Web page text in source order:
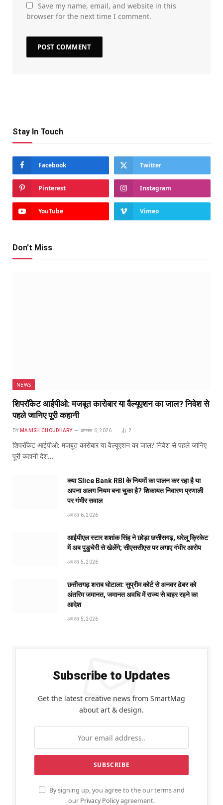
Save my name, email, and website in this
browser for the next time I comment.
Stay In Touch
Facebook Twitter
Pinterest Instagram
YouTube Vimeo
Don't Miss
NEWS
शिपरॉकेट आईपीओ: मजबूत कारोबार या वैल्यूएशन का जाल? निवेश से
पहले जानिए पूरी कहानी
BY MANISH CHOUDHARY अगस्त 6, 2026 2
शिपरॉकेट आईपीओ: मजबूत कारोबार या वैल्यूएशन का जाल? निवेश से पहले जानिए
पूरी कहानी देश…
क्या Slice Bank RBI के नियमों का पालन कर रहा है या
अपना अलग नियम बना चुका है? शिकायत निवारण प्रणाली
पर गंभीर सवाल
अगस्त 6, 2026
आईपीएल स्टार शशांक सिंह ने छोड़ा छत्तीसगढ़, घरेलू क्रिकेट
में अब पुडुचेरी से खेलेंगे; सीएससीएस पर लगाए गंभीर आरोप
अगस्त 5, 2026
छत्तीसगढ़ शराब घोटाला: सुप्रीम कोर्ट से अनवर ढेबर को
अंतरिम जमानत, जमानत अवधि में राज्य से बाहर रहने का
आदेश
अगस्त 5, 2026
Subscribe to Updates
Get the latest creative news from SmartMag
about art & design.
By signing up, you agree to the our terms and
our Privacy Policyagreement.